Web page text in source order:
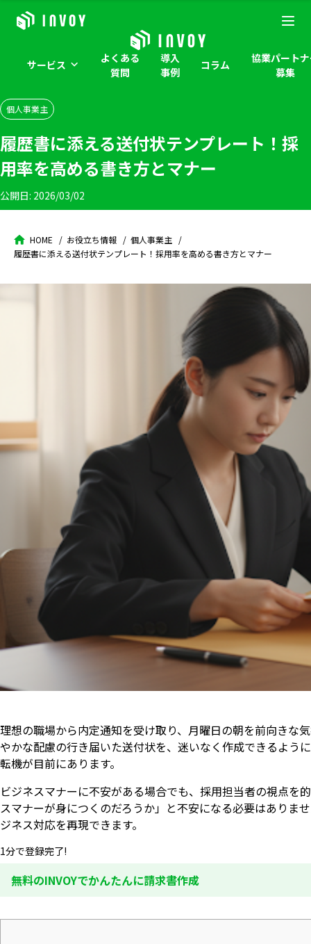
サービス
よくある
質問
導入
事例
コラム
協業パート
募集
個人事業主
履歴書に添える送付状テンプレート！採
用率を高める書き方とマナー
公開日: 2026/03/02
HOME お役立ち情報
個人事業主
履歴書に添える送付状テンプレート！採用率を高める書き方とマナー
理想の職場から内定通知を受け取り、月曜日の朝を前向きな
やかな配慮の行き届いた送付状を、迷いなく作成できるよう
転機が目前にあります。
ビジネスマナーに不安がある場合でも、採用担当者の視点を
スマナーが身につくのだろうか」と不安になる必要はありま
ジネス対応を再現できます。
1分で登録完了!
無料のINVOYでかんたんに請求書作成